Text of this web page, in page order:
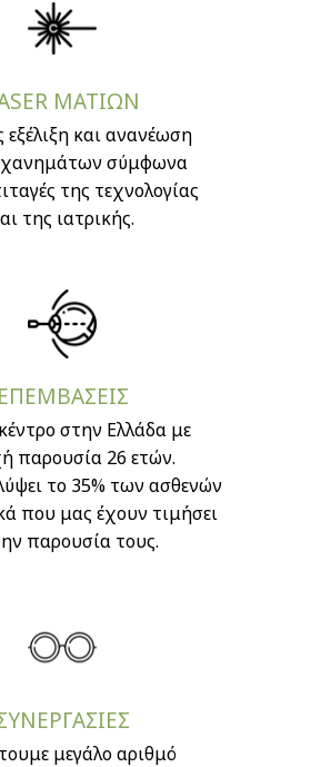
ΜΑΤΙΩΝ
εξέλιξη και ανανέωση
σύμφωνα
της τεχνολογίας
της ιατρικής.
EΠΕΜΒΑΣΕΙΣ
στην Ελλάδα με
παρουσία 26 ετών.
το 35% των ασθενών
που μας έχουν τιμήσει
παρουσία τους.
μεγάλο αριθμό